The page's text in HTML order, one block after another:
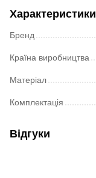
Характеристики
Бренд
Країна виробництва
Матеріал
Комплектація
Відгуки